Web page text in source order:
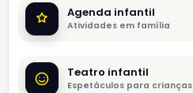
Agenda infantil
Atividades em família
Teatro infantil
Espetáculos para crianças